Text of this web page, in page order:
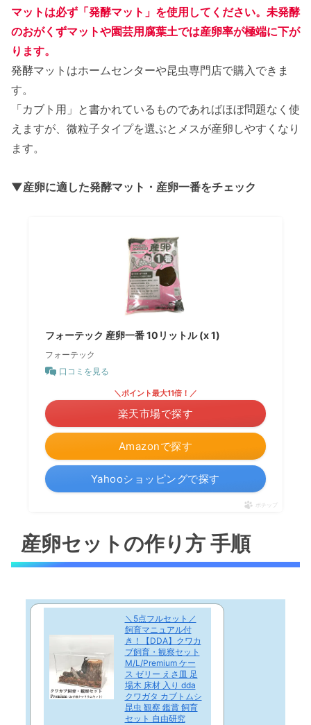
マットは必ず「発酵マット」を使用してください。未発酵
のおがくずマットや園芸用腐葉土では産卵率が極端に下が
ります。
発酵マットはホームセンターや昆虫専門店で購入できま
す。
「カブト用」と書かれているものであればほぼ問題なく使
えますが、微粒子タイプを選ぶとメスが産卵しやすくなり
ます。
▼産卵に適した発酵マット・産卵一番をチェック
フォーテック 産卵一番 10リットル (x 1)
フォーテック
口コミを見る
Amazonで探す
＼ポイント最大11倍！／
楽天市場で探す
Yahooショッピングで探す
ポチップ
産卵セットの作り方 手順
＼5点フルセット／
飼育マニュアル付
き！【DDA】クワカ
ブ飼育・観察セット
M/L/Premium ケー
ス ゼリー えさ皿 足
場木 床材 入り dda
クワガタ カブトムシ
昆虫 観察 鑑賞 飼育
セット 自由研究